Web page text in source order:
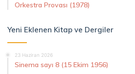
Orkestra Provası (1978)
Yeni Eklenen Kitap ve Dergiler
23 Haziran 2026
Sinema sayı 8 (15 Ekim 1956)